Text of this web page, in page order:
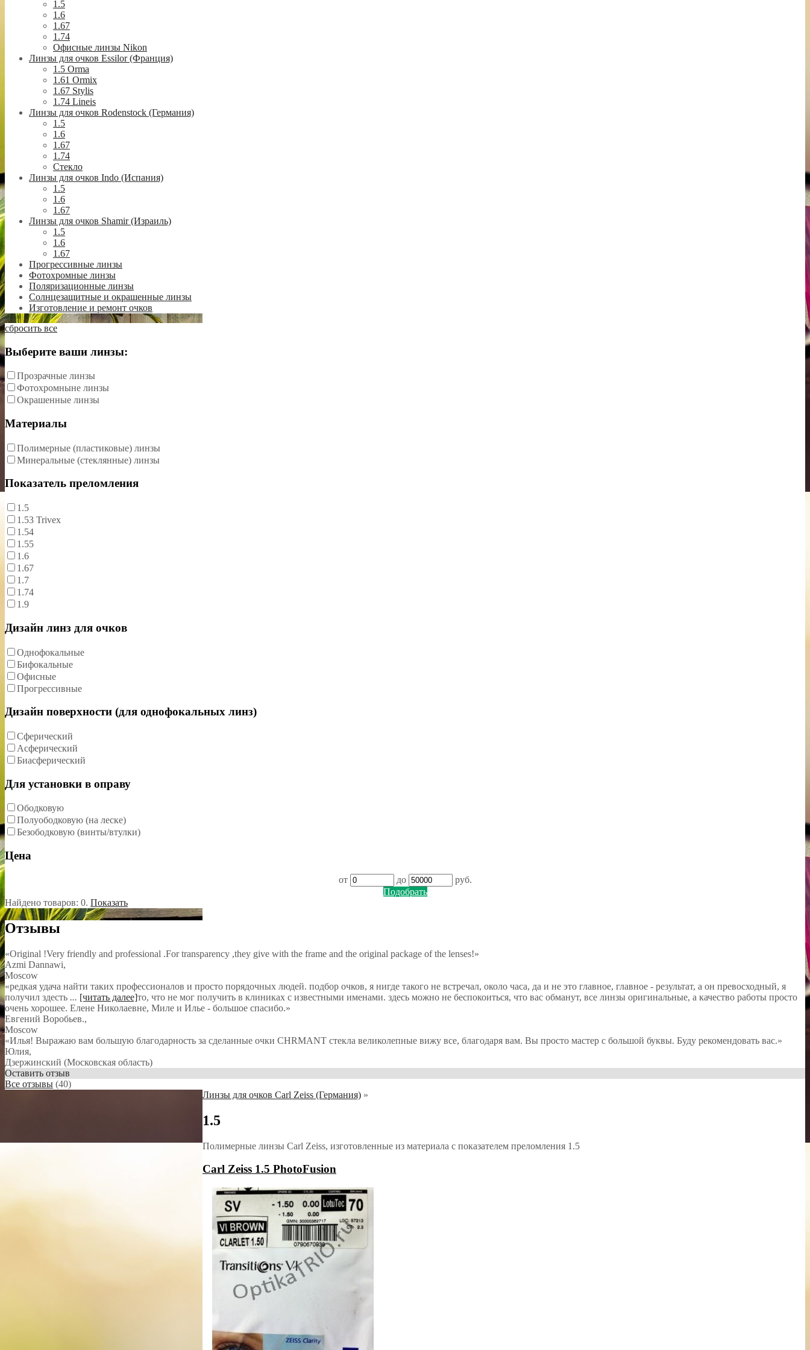
1.5
1.6
1.67
1.74
Офисные линзы Nikon
Линзы для очков Essilor (Франция)
1.5 Orma
1.61 Ormix
1.67 Stylis
1.74 Lineis
Линзы для очков Rodenstock (Германия)
1.5
1.6
1.67
1.74
Стекло
Линзы для очков Indo (Испания)
1.5
1.6
1.67
Линзы для очков Shamir (Израиль)
1.5
1.6
1.67
Прогрессивные линзы
Фотохромные линзы
Поляризационные линзы
Солнцезащитные и окрашенные линзы
Изготовление и ремонт очков
сбросить все
Выберите ваши линзы:
Прозрачные линзы
Фотохромныне линзы
Окрашенные линзы
Материалы
Полимерные (пластиковые) линзы
Минеральные (стеклянные) линзы
Показатель преломления
1.5
1.53 Trivex
1.54
1.55
1.6
1.67
1.7
1.74
1.9
Дизайн линз для очков
Однофокальные
Бифокальные
Офисные
Прогрессивные
Дизайн поверхности (для однофокальных линз)
Сферический
Асферический
Биасферический
Для установки в оправу
Ободковую
Полуободковую (на леске)
Безободковую (винты/втулки)
Цена
от до
руб.
Подобрать
Найдено товаров: 0. Показать
Отзывы
«Original !Very friendly and professional .For transparency ,they give with the frame and the original package of the lenses!»
Azmi Dannawi,
Moscow
«редкая удача найти таких профессионалов и просто порядочных людей. подбор очков, я нигде такого не встречал, около часа, да и не это главное, главное - результат, а он превосходный, я
получил здесть ... [читать далее]то, что не мог получить в клиниках с известными именами. здесь можно не беспокоиться, что вас обманут, все линзы оригинальные, а качество работы просто
очень хорошее. Елене Николаевне, Миле и Илье - большое спасибо.»
Евгений Воробьев.,
Moscow
«Илья! Выражаю вам большую благодарность за сделанные очки CHRMANT стекла великолепные вижу все, благодаря вам. Вы просто мастер с большой буквы. Буду рекомендовать вас.»
Юлия,
Дзержинский (Московская область)
Оставить отзыв
Все отзывы (40)
Линзы для очков Carl Zeiss (Германия) »
1.5
Полимерные линзы Carl Zeiss, изготовленные из материала с показателем преломления 1.5
Carl Zeiss 1.5 PhotoFusion